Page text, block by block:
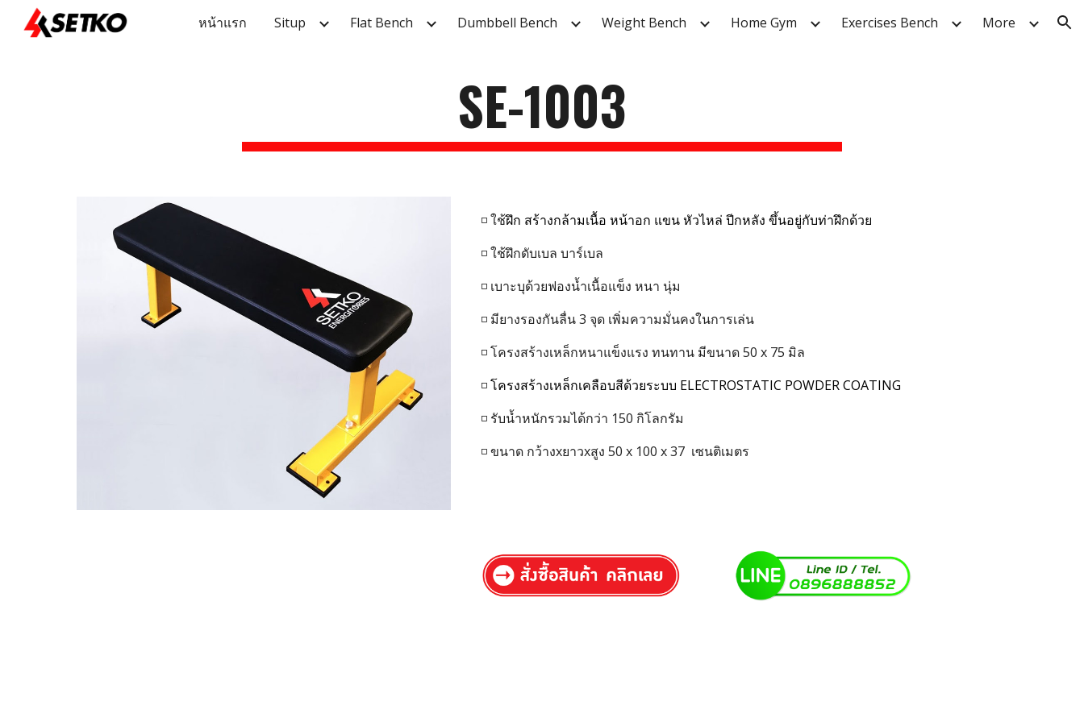
Skip to main content Skip to navigation
หน้าแรก Situp Flat Bench Dumbbell Bench Weight Bench Home Gym Exercises Bench More
SE-1003
◽ ใช้ฝึก สร้างกล้ามเนื้อ หน้าอก แขน หัวไหล่ ปีกหลัง ขึ้นอยู่กับท่าฝึกด้วย
◽ ใช้ฝึกดับเบล บาร์เบล
◽ เบาะบุด้วยฟองน้ำเนื้อแข็ง หนา นุ่ม
◽ มียางรองกันลื่น3 จุด เพิ่มความมั่นคงในการเล่น
◽ โครงสร้างเหล็กหนาแข็งแรง ทนทาน มีขนาด 50 x 75 มิล
◽โครงสร้างเหล็กเคลือบสีด้วยระบบ ELECTROSTATIC POWDER COATING
◽ รับน้ำหนักรวมได้กว่า 150 กิโลกรัม
◽ ขนาด กว้างxยาวxสูง50 x 100 x37 เซนติเมตร